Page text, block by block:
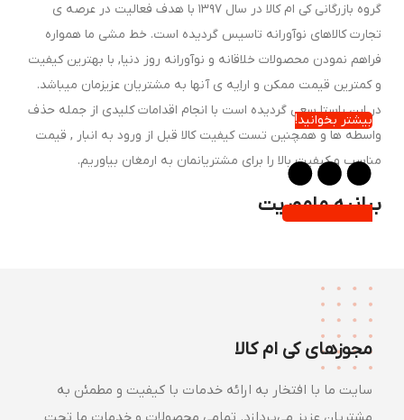
گروه بازرگانی کی ام کالا در سال ۱۳۹۷ با هدف فعالیت در عرصه ی
کالاهای نوآورانه تاسیس گردیده است. خط مشی ما همواره
نمودن محصولات خلاقانه و نوآورانه روز دنیا, با بهترین کیفیت
کمترین قیمت ممکن و اراِیه ی آنها به مشتریان عزیزمان میباشد.
این راستا سعی گردیده است با انجام اقدامات کلیدی از جمله حذف
ها و همچنین تست کیفیت کالا قبل از ورود به انبار , قیمت
و کیفیت بالا را برای مشتریانمان به ارمغان بیاوریم.
ماموریت
را هموار و هر سفر را به فرصتی امن و لذت‌بخش برای کشف
تبدیل می‌کنیم.»
انواع گجت های کاربردی
گروه بازرگانی کی ام کالا , با هدف برآورده ساختن نیازهای
بیشتر بخوانید!
مجوزهای کی ام کالا
سایت ما با افتخار به ارائه خدمات با کیفیت و مطمئن به